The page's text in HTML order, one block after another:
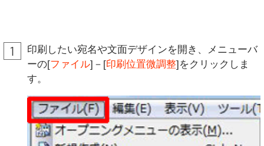
印刷したい宛名や文面デザインを開き、メニューバ
ーの[ファイル]－[印刷位置微調整]をクリックしま
す。